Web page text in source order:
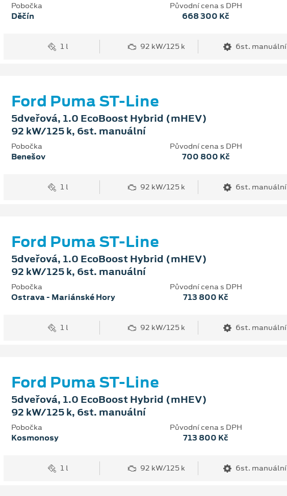
Pobočka
Děčín
Původní cena s DPH
668 300 Kč
1 l 92 kW/125 k 6st. manuální
Ford Puma ST-Line
5dveřová, 1.0 EcoBoost Hybrid (mHEV)
92 kW/125 k, 6st. manuální
Pobočka
Benešov
Původní cena s DPH
700 800 Kč
1 l 92 kW/125 k 6st. manuální
Ford Puma ST-Line
5dveřová, 1.0 EcoBoost Hybrid (mHEV)
92 kW/125 k, 6st. manuální
Pobočka
Ostrava - Mariánské Hory
Původní cena s DPH
713 800 Kč
1 l 92 kW/125 k 6st. manuální
Ford Puma ST-Line
5dveřová, 1.0 EcoBoost Hybrid (mHEV)
92 kW/125 k, 6st. manuální
Pobočka
Kosmonosy
Původní cena s DPH
713 800 Kč
1 l 92 kW/125 k 6st. manuální